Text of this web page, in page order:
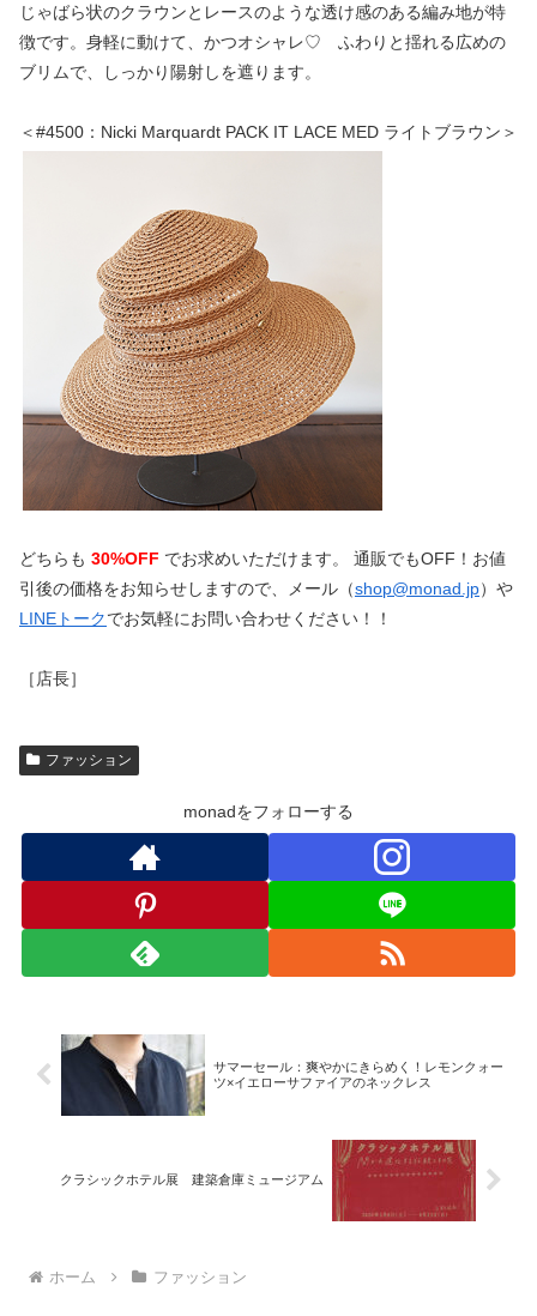
じゃばら状のクラウンとレースのような透け感のある編み地が特
徴です。身軽に動けて、かつオシャレ♡ ふわりと揺れる広めの
ブリムで、しっかり陽射しを遮ります。
＜#4500：Nicki Marquardt PACK IT LACE MED ライトブラウン＞
どちらも 30%OFF でお求めいただけます。 通販でもOFF！お値
引後の価格をお知らせしますので、メール（shop@monad.jp）や
LINEトークでお気軽にお問い合わせください！！
［店長］
ファッション
monadをフォローする
サマーセール：爽やかにきらめく！レモンクォー
ツ×イエローサファイアのネックレス
クラシックホテル展 建築倉庫ミュージアム
ホーム ファッション